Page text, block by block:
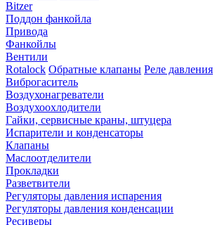
Bitzer
Поддон фанкойла
Привода
Фанкойлы
Вентили
Rotalock Обратные клапаны Реле давления
Виброгаситель
Воздухонагреватели
Воздухоохлодители
Гайки, сервисные краны, штуцера
Испарители и конденсаторы
Клапаны
Маслоотделители
Прокладки
Разветвители
Регуляторы давления испарения
Регуляторы давления конденсации
Ресиверы